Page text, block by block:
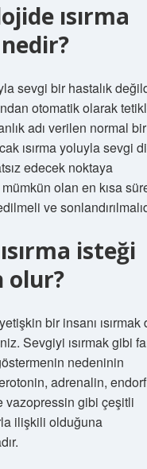
ısırma
sevgi bir hastalık
otomatik olarak
adı verilen normal bir
ısırma yoluyla sevgi
edecek noktaya
olan en kısa
ve
isteği
olur?
bir insanı ısırmak
Sevgiyi ısırmak gibi
nedeninin
adrenalin,
vazopressin gibi çeşitli
ilişkili olduğuna